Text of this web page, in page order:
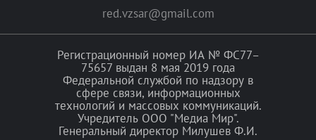
red.vzsar@gmail.com
Регистрационный номер ИА № ФС77–
75657 выдан 8 мая 2019 года
Федеральной службой по надзору в
сфере связи, информационных
технологий и массовых коммуникаций.
Учредитель ООО "Медиа Мир".
Генеральный директор Милушев Ф.И.